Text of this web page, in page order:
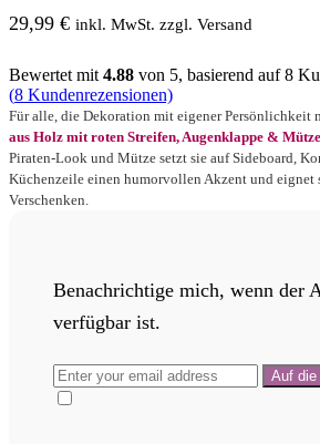
29,99 € inkl. MwSt. zzgl. Versand
Bewertet mit 4.88 von 5, basierend auf8
(8 Kundenrezensionen)
Für alle, die Dekoration mit eigener Persönlichkeit
aus Holz mit roten Streifen, Augenklappe & Mütze
Piraten-Look und Mütze setzt sie auf Sideboard,
Küchenzeile einen humorvollen Akzent und eignet
Verschenken.
Benachrichtige mich, wenn der
verfügbar ist.